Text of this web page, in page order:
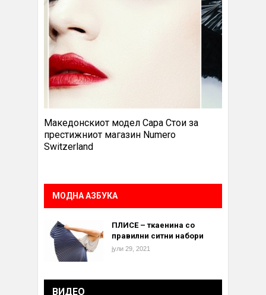
Македонскиот модел Сара Стои за
престижниот магазин Numero
Switzerland
МОДНА АЗБУКА
ПЛИСЕ – ткаенина со
правилни ситни набори
јули 29, 2021
ВИДЕО